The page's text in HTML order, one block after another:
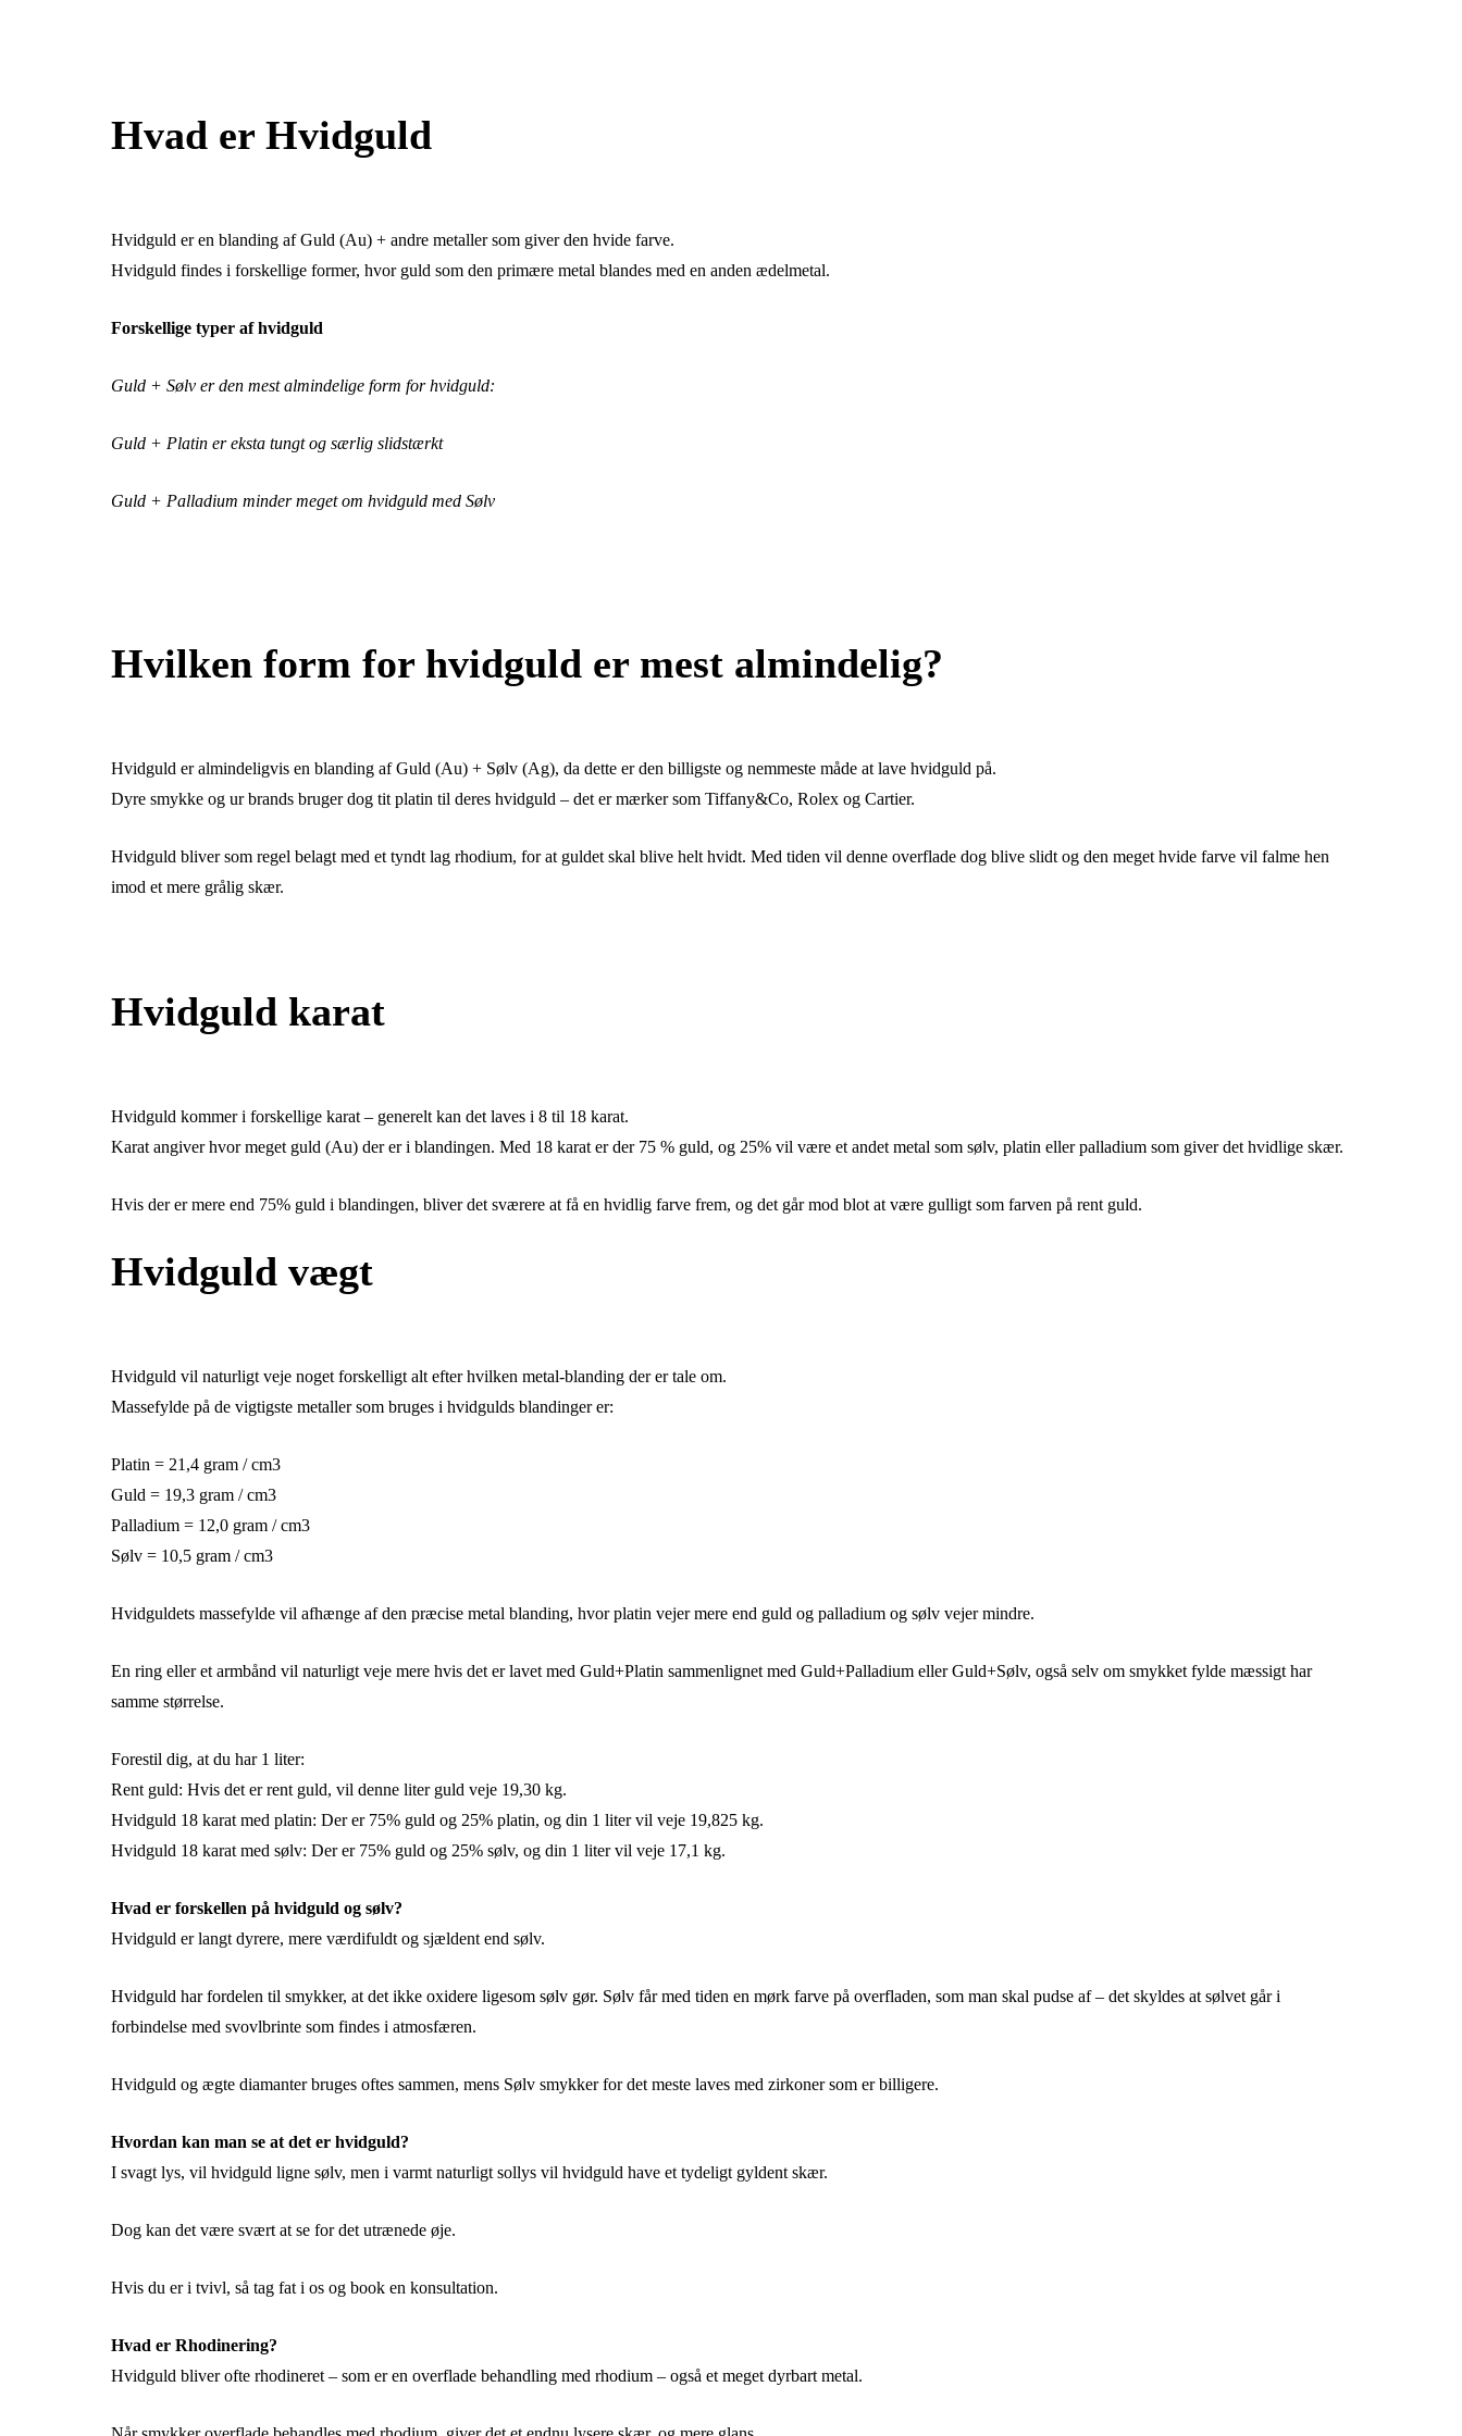
Hvad er Hvidguld
Hvidguld er en blanding af Guld (Au) + andre metaller som giver den hvide farve.
Hvidguld findes i forskellige former, hvor guld som den primære metal blandes med en anden ædelmetal.
Forskellige typer af hvidguld
Guld + Sølv er den mest almindelige form for hvidguld:
Guld + Platin er eksta tungt og særlig slidstærkt
Guld + Palladium minder meget om hvidguld med Sølv
Hvilken form for hvidguld er mest almindelig?
Hvidguld er almindeligvis en blanding af Guld (Au) + Sølv (Ag), da dette er den billigste og nemmeste måde at lave hvidguld på.
Dyre smykke og ur brands bruger dog tit platin til deres hvidguld – det er mærker som Tiffany&Co, Rolex og Cartier.
Hvidguld bliver som regel belagt med et tyndt lag rhodium, for at guldet skal blive helt hvidt. Med tiden vil denne overflade dog blive slidt og den meget hvide farve vil falme hen
imod et mere grålig skær.
Hvidguld karat
Hvidguld kommer i forskellige karat – generelt kan det laves i 8 til 18 karat.
Karat angiver hvor meget guld (Au) der er i blandingen. Med 18 karat er der 75 % guld, og 25% vil være et andet metal som sølv, platin eller palladium som giver det hvidlige skær.
Hvis der er mere end 75% guld i blandingen, bliver det sværere at få en hvidlig farve frem, og det går mod blot at være gulligt som farven på rent guld.
Hvidguld vægt
Hvidguld vil naturligt veje noget forskelligt alt efter hvilken metal-blanding der er tale om.
Massefylde på de vigtigste metaller som bruges i hvidgulds blandinger er:
Platin = 21,4 gram / cm3
Guld = 19,3 gram / cm3
Palladium = 12,0 gram / cm3
Sølv = 10,5 gram / cm3
Hvidguldets massefylde vil afhænge af den præcise metal blanding, hvor platin vejer mere end guld og palladium og sølv vejer mindre.
En ring eller et armbånd vil naturligt veje mere hvis det er lavet med Guld+Platin sammenlignet med Guld+Palladium eller Guld+Sølv, også selv om smykket fylde mæssigt har
samme størrelse.
Forestil dig, at du har 1 liter:
Rent guld: Hvis det er rent guld, vil denne liter guld veje 19,30 kg.
Hvidguld 18 karat med platin: Der er 75% guld og 25% platin, og din 1 liter vil veje 19,825 kg.
Hvidguld 18 karat med sølv: Der er 75% guld og 25% sølv, og din 1 liter vil veje 17,1 kg.
Hvad er forskellen på hvidguld og sølv?
Hvidguld er langt dyrere, mere værdifuldt og sjældent end sølv.
Hvidguld har fordelen til smykker, at det ikke oxidere ligesom sølv gør. Sølv får med tiden en mørk farve på overfladen, som man skal pudse af – det skyldes at sølvet går i
forbindelse med svovlbrinte som findes i atmosfæren.
Hvidguld og ægte diamanter bruges oftes sammen, mens Sølv smykker for det meste laves med zirkoner som er billigere.
Hvordan kan man se at det er hvidguld?
I svagt lys, vil hvidguld ligne sølv, men i varmt naturligt sollys vil hvidguld have et tydeligt gyldent skær.
Dog kan det være svært at se for det utrænede øje.
Hvis du er i tvivl, så tag fat i os og book en konsultation.
Hvad er Rhodinering?
Hvidguld bliver ofte rhodineret – som er en overflade behandling med rhodium – også et meget dyrbart metal.